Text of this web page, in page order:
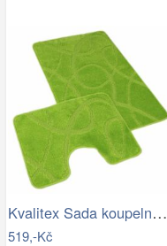
Kvalitex Sada koupelnových předložek…
519,-Kč